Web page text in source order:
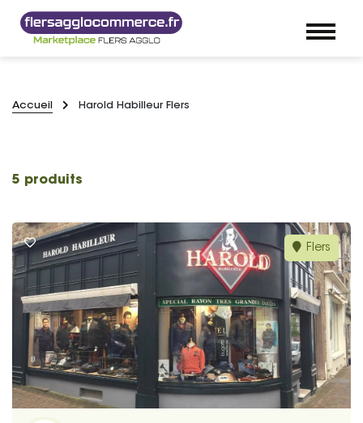
Accueil Harold Habilleur Flers
5 produits
Flers